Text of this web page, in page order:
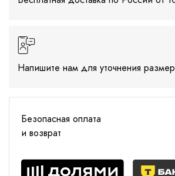
Напишите нам для уточнения
Безопасная оплата
и возврат